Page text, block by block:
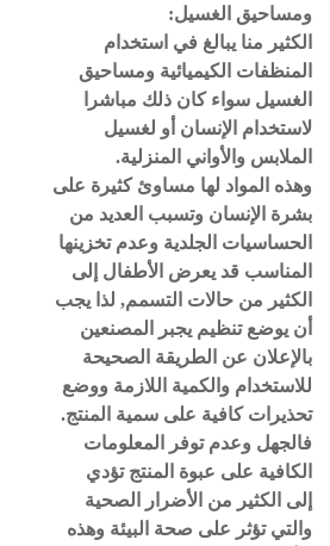
ومساحيق الغسيل:
الكثير منا يبالغ في استخدام
المنظفات الكيميائية ومساحيق
الغسيل سواء كان ذلك مباشرا
لاستخدام الإنسان أو لغسيل
الملابس والأواني المنزلية.
وهذه المواد لها مساوئ كثيرة على
بشرة الإنسان وتسبب العديد من
الحساسيات الجلدية وعدم تخزينها
المناسب قد يعرض الأطفال إلى
الكثير من حالات التسمم, لذا يجب
أن يوضع تنظيم يجبر المصنعين
بالإعلان عن الطريقة الصحيحة
للاستخدام والكمية اللازمة ووضع
تحذيرات كافية على سمية المنتج.
فالجهل وعدم توفر المعلومات
الكافية على عبوة المنتج تؤدي
إلى الكثير من الأضرار الصحية
والتي تؤثر على صحة البيئة وهذه